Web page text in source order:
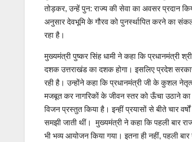
तोड़कर, उन्हें पुन: राज्य की सेवा का अवसर प्रदान
अनुसार देवभूमि के गौरव को पुनर्स्थापित करने का
रहा है।
मुख्यमंत्री पुष्कर सिंह धामी ने कहा कि प्रधानमंत्री
दशक उत्तराखंड का दशक होगा। इसलिए प्रदेश
रही है। उन्होंने कहा कि प्रधानमंत्री जी के कुशल
मजबूत कर नागरिकों के जीवन स्तर को ऊँचा उठाने
विजन प्रस्तुत किया है। इन्हीं प्रयासों से बीते चार
समझी जाती थीं। मुख्यमंत्री ने कहा कि पहली बार
भी भव्य आयोजन किया गया। इतना ही नहीं, पहली